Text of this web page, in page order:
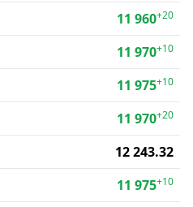
11 960+20
11 970+10
11 975+10
11 970+20
12 243.32
11 975+10